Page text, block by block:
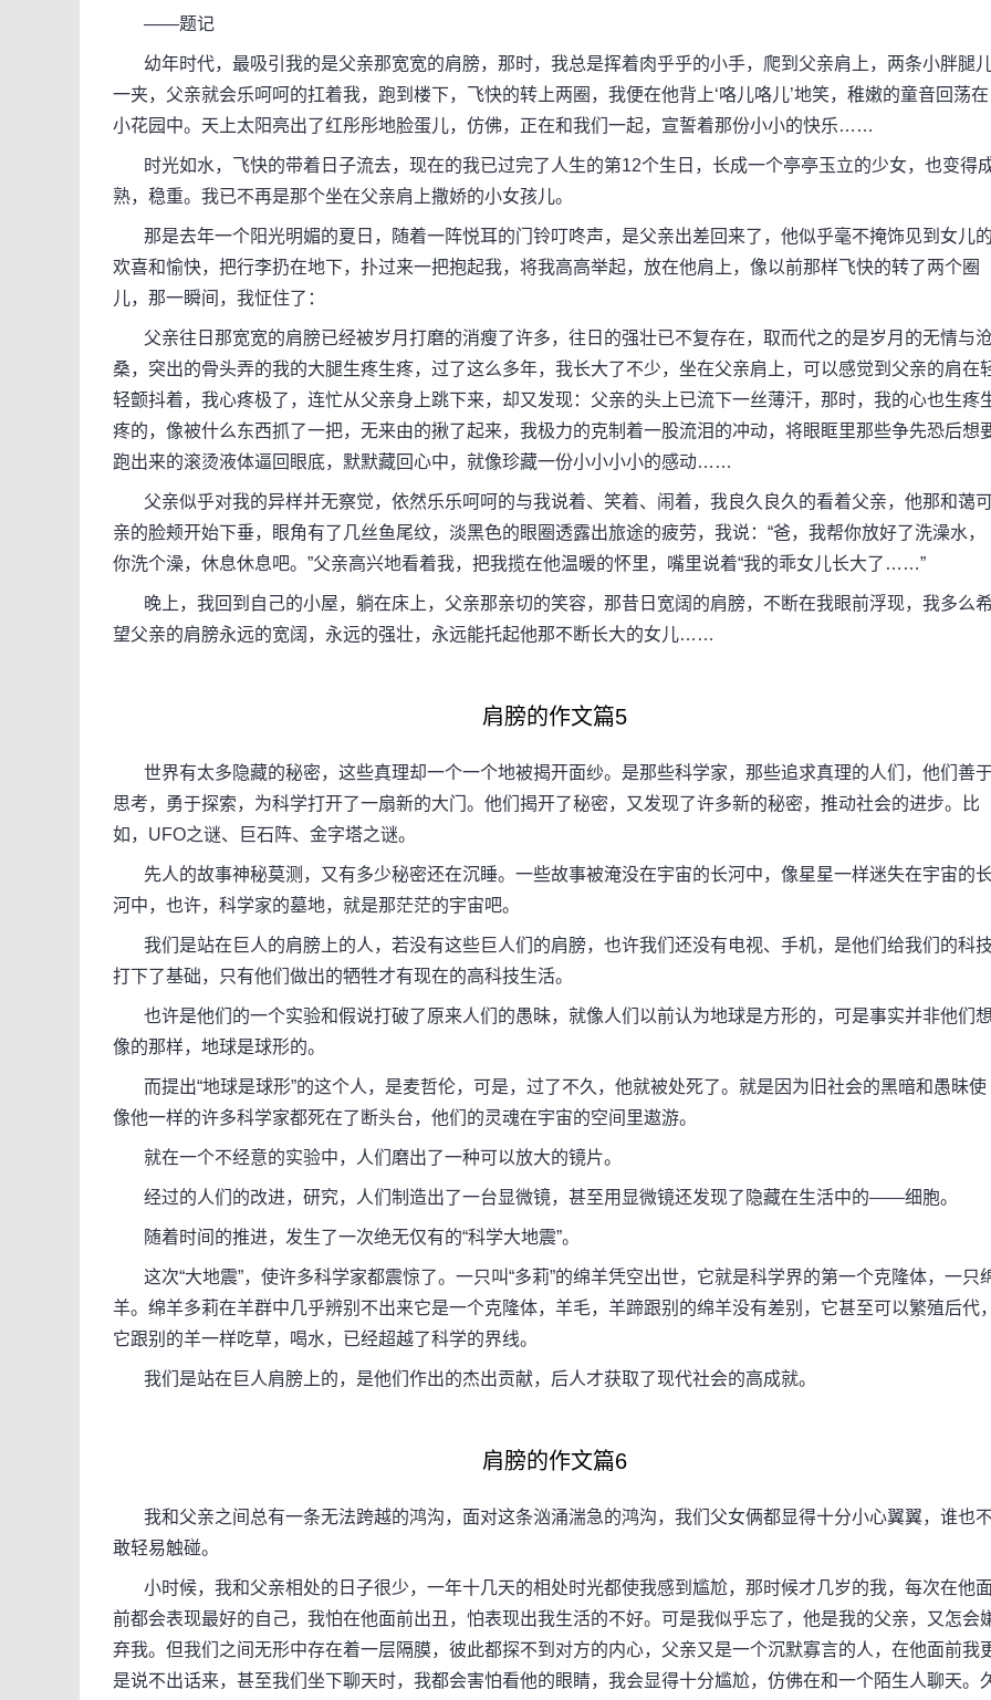
――题记
幼年时代，最吸引我的是父亲那宽宽的肩膀，那时，我总是挥着肉乎乎的小手，爬到父亲肩上，两条小胖腿
一夹，父亲就会乐呵呵的扛着我，跑到楼下，飞快的转上两圈，我便在他背上‘咯儿咯儿’地笑，稚嫩的童音回荡在
小花园中。天上太阳亮出了红彤彤地脸蛋儿，仿佛，正在和我们一起，宣誓着那份小小的快乐……
时光如水，飞快的带着日子流去，现在的我已过完了人生的第12个生日，长成一个亭亭玉立的少女，也变得
熟，稳重。我已不再是那个坐在父亲肩上撒娇的小女孩儿。
那是去年一个阳光明媚的夏日，随着一阵悦耳的门铃叮咚声，是父亲出差回来了，他似乎毫不掩饰见到女儿
欢喜和愉快，把行李扔在地下，扑过来一把抱起我，将我高高举起，放在他肩上，像以前那样飞快的转了两个圈
儿，那一瞬间，我怔住了：
父亲往日那宽宽的肩膀已经被岁月打磨的消瘦了许多，往日的强壮已不复存在，取而代之的是岁月的无情与
桑，突出的骨头弄的我的大腿生疼生疼，过了这么多年，我长大了不少，坐在父亲肩上，可以感觉到父亲的肩在
轻颤抖着，我心疼极了，连忙从父亲身上跳下来，却又发现：父亲的头上已流下一丝薄汗，那时，我的心也生疼
疼的，像被什么东西抓了一把，无来由的揪了起来，我极力的克制着一股流泪的冲动，将眼眶里那些争先恐后想
跑出来的滚烫液体逼回眼底，默默藏回心中，就像珍藏一份小小小小的感动……
父亲似乎对我的异样并无察觉，依然乐乐呵呵的与我说着、笑着、闹着，我良久良久的看着父亲，他那和蔼
亲的脸颊开始下垂，眼角有了几丝鱼尾纹，淡黑色的眼圈透露出旅途的疲劳，我说：“爸，我帮你放好了洗澡水，
你洗个澡，休息休息吧。”父亲高兴地看着我，把我揽在他温暖的怀里，嘴里说着“我的乖女儿长大了……”
晚上，我回到自己的小屋，躺在床上，父亲那亲切的笑容，那昔日宽阔的肩膀，不断在我眼前浮现，我多么
望父亲的肩膀永远的宽阔，永远的强壮，永远能托起他那不断长大的女儿……
肩膀的作文篇5
世界有太多隐藏的秘密，这些真理却一个一个地被揭开面纱。是那些科学家，那些追求真理的人们，他们善
思考，勇于探索，为科学打开了一扇新的大门。他们揭开了秘密，又发现了许多新的秘密，推动社会的进步。比
如，UFO之谜、巨石阵、金字塔之谜。
先人的故事神秘莫测，又有多少秘密还在沉睡。一些故事被淹没在宇宙的长河中，像星星一样迷失在宇宙的
河中，也许，科学家的墓地，就是那茫茫的宇宙吧。
我们是站在巨人的肩膀上的人，若没有这些巨人们的肩膀，也许我们还没有电视、手机，是他们给我们的科
打下了基础，只有他们做出的牺牲才有现在的高科技生活。
也许是他们的一个实验和假说打破了原来人们的愚昧，就像人们以前认为地球是方形的，可是事实并非他们
像的那样，地球是球形的。
而提出“地球是球形”的这个人，是麦哲伦，可是，过了不久，他就被处死了。就是因为旧社会的黑暗和愚昧使
像他一样的许多科学家都死在了断头台，他们的灵魂在宇宙的空间里遨游。
就在一个不经意的实验中，人们磨出了一种可以放大的镜片。
经过的人们的改进，研究，人们制造出了一台显微镜，甚至用显微镜还发现了隐藏在生活中的——细胞。
随着时间的推进，发生了一次绝无仅有的“科学大地震”。
这次“大地震”，使许多科学家都震惊了。一只叫“多莉”的绵羊凭空出世，它就是科学界的第一个克隆体，一只
羊。绵羊多莉在羊群中几乎辨别不出来它是一个克隆体，羊毛，羊蹄跟别的绵羊没有差别，它甚至可以繁殖后代
它跟别的羊一样吃草，喝水，已经超越了科学的界线。
我们是站在巨人肩膀上的，是他们作出的杰出贡献，后人才获取了现代社会的高成就。
肩膀的作文篇6
我和父亲之间总有一条无法跨越的鸿沟，面对这条汹涌湍急的鸿沟，我们父女俩都显得十分小心翼翼，谁也
敢轻易触碰。
小时候，我和父亲相处的日子很少，一年十几天的相处时光都使我感到尴尬，那时候才几岁的我，每次在他
前都会表现最好的自己，我怕在他面前出丑，怕表现出我生活的不好。可是我似乎忘了，他是我的父亲，又怎会
弃我。但我们之间无形中存在着一层隔膜，彼此都探不到对方的内心，父亲又是一个沉默寡言的人，在他面前我
是说不出话来，甚至我们坐下聊天时，我都会害怕看他的眼睛，我会显得十分尴尬，仿佛在和一个陌生人聊天。